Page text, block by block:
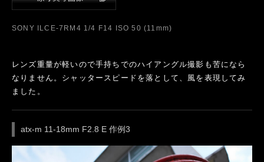
SONY ILCE-7RM4 1/4 F14 ISO 50 (11mm)
レンズ重量が軽いので手持ちでのハイアングル撮影も苦になら
なりません。シャッタースピードを落として、風を表現してみ
ました。
atx-m 11-18mm F2.8 E 作例3